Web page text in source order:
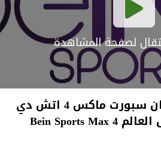
لصفحة المشاهدة
مشاهدة قناة بي ان سبورت ماكس 4 اتش دي